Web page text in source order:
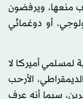
منعها، ويرفضون
أو دوغمائي
لمسلمي أميركا لا
الأرحب
سيما أنه عرف